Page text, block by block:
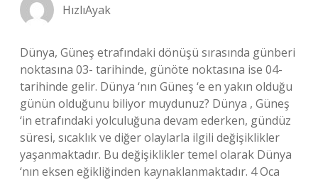
HızlıAyak
Dünya, Güneş etrafındaki dönüşü sırasında günberi
noktasına 03- tarihinde, günöte noktasına ise 04-
tarihinde gelir. Dünya ‘nın Güneş ‘e en yakın olduğu
günün olduğunu biliyor muydunuz? Dünya , Güneş
‘in etrafındaki yolculuğuna devam ederken, gündüz
süresi, sıcaklık ve diğer olaylarla ilgili değişiklikler
yaşanmaktadır. Bu değişiklikler temel olarak Dünya
‘nın eksen eğikliğinden kaynaklanmaktadır. 4 Oca